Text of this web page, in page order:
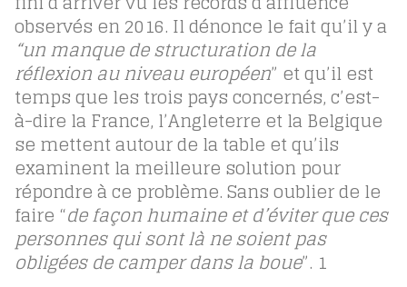
observés en 2016. Il dénonce le fait qu’il y a
“un manque de structuration de la
réflexion au niveau européen” et qu’il est
temps que les trois pays concernés, c’est-
à-dire la France, l’Angleterre et la Belgique
se mettent autour de la table et qu’ils
examinent la meilleure solution pour
répondre à ce problème. Sans oublier de le
faire “de façon humaine et d’éviter que ces
personnes qui sont là ne soient pas
obligées de camper dans la boue”. 1